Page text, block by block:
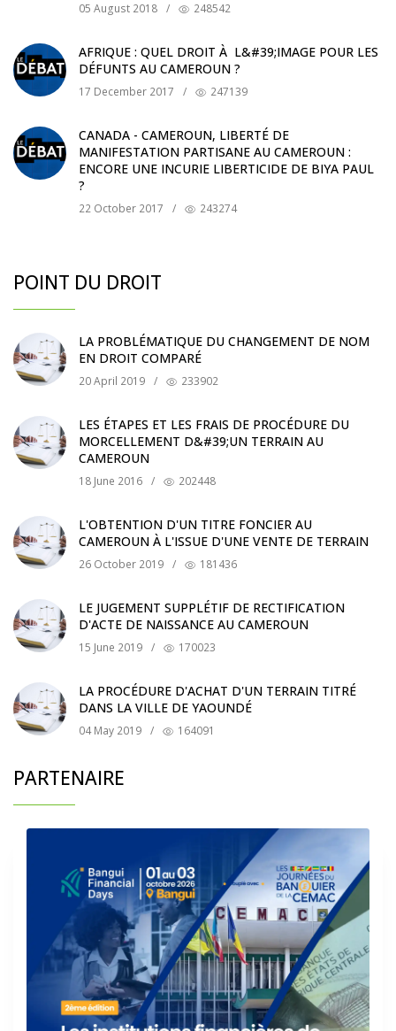
05 August 2018 / 248542
AFRIQUE : QUEL DROIT À L&#39;IMAGE POUR LES
DÉFUNTS AU CAMEROUN ?
17 December 2017 / 247139
CANADA - CAMEROUN, LIBERTÉ DE
MANIFESTATION PARTISANE AU CAMEROUN :
ENCORE UNE INCURIE LIBERTICIDE DE BIYA PAUL
?
22 October 2017 / 243274
POINT DU DROIT
LA PROBLÉMATIQUE DU CHANGEMENT DE NOM
EN DROIT COMPARÉ
20 April 2019 / 233902
LES ÉTAPES ET LES FRAIS DE PROCÉDURE DU
MORCELLEMENT D&#39;UN TERRAIN AU
CAMEROUN
18 June 2016 / 202448
L'OBTENTION D'UN TITRE FONCIER AU
CAMEROUN À L'ISSUE D'UNE VENTE DE TERRAIN
26 October 2019 / 181436
LE JUGEMENT SUPPLÉTIF DE RECTIFICATION
D'ACTE DE NAISSANCE AU CAMEROUN
15 June 2019 / 170023
LA PROCÉDURE D'ACHAT D'UN TERRAIN TITRÉ
DANS LA VILLE DE YAOUNDÉ
04 May 2019 / 164091
PARTENAIRE